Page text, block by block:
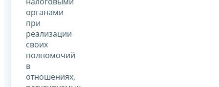
органами
при
реализации
своих
полномочий
в
отношениях,